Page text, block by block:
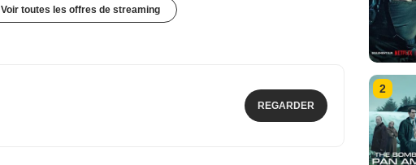
Voir toutes les offres de streaming
REGARDER
2